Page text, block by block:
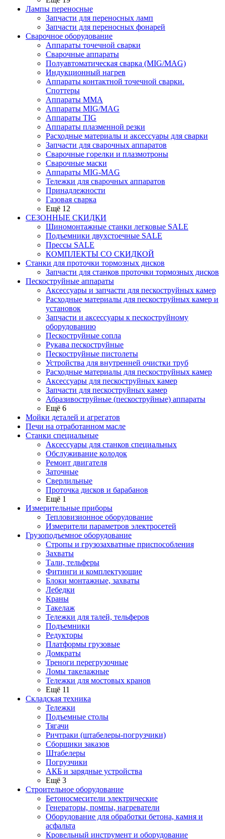
Лампы переносные
Запчасти для переносных ламп
Запчасти для переносных фонарей
Сварочное оборудование
Аппараты точечной сварки
Сварочные аппараты
Полуавтоматическая сварка (MIG/MAG)
Индукционный нагрев
Аппараты контактной точечной сварки.
Споттеры
Аппараты MMA
Аппараты MIG/MAG
Аппараты TIG
Аппараты плазменной резки
Расходные материалы и аксессуары для сварки
Запчасти для сварочных аппаратов
Сварочные горелки и плазмотроны
Сварочные маски
Аппараты MIG-MAG
Тележки для сварочных аппаратов
Принадлежности
Газовая сварка
Ещё 12
СЕЗОННЫЕ СКИДКИ
Шиномонтажные станки легковые SALE
Подъемники двухстоечные SALE
Прессы SALE
КОМПЛЕКТЫ СО СКИДКОЙ
Станки для проточки тормозных дисков
Запчасти для станков проточки тормозных дисков
Пескоструйные аппараты
Аксессуары и запчасти для пескоструйных камер
Расходные материалы для пескоструйных камер и
установок
Запчасти и аксессуары к пескоструйному
оборудованию
Пескоструйные сопла
Рукава пескоструйные
Пескоструйные пистолеты
Устройства для внутренней очистки труб
Расходные материалы для пескоструйных камер
Аксессуары для пескоструйных камер
Запчасти для пескоструйных камер
Абразивоструйные (пескоструйные) аппараты
Ещё 6
Мойки деталей и агрегатов
Печи на отработанном масле
Станки специальные
Аксессуары для станков специальных
Обслуживание колодок
Ремонт двигателя
Заточные
Сверлильные
Проточка дисков и барабанов
Ещё 1
Измерительные приборы
Тепловизионное оборудование
Измерители параметров электросетей
Грузоподъемное оборудование
Стропы и грузозахватные приспособления
Захваты
Тали, тельферы
Фитинги и комплектующие
Блоки монтажные, захваты
Лебедки
Краны
Такелаж
Тележки для талей, тельферов
Подъемники
Редукторы
Платформы грузовые
Домкраты
Треноги перегрузочные
Ломы такелажные
Тележки для мостовых кранов
Ещё 11
Складская техника
Тележки
Подъемные столы
Тягачи
Ричтраки (штабелеры-погрузчики)
Сборщики заказов
Штабелеры
Погрузчики
АКБ и зарядные устройства
Ещё 3
Строительное оборудование
Бетоносмесители электрические
Генераторы, помпы, нагреватели
Оборудование для обработки бетона, камня и
асфальта
Кровельный инструмент и оборудование